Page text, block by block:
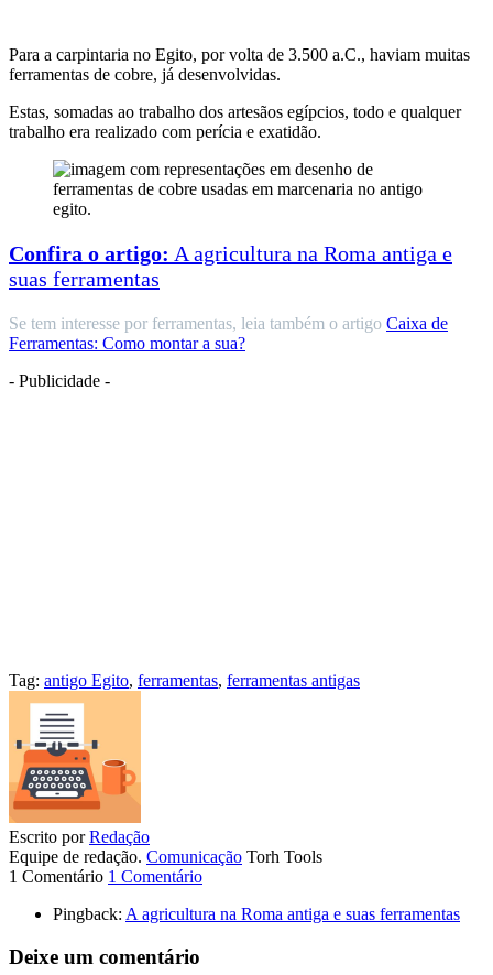
Para a carpintaria no Egito, por volta de 3.500 a.C., haviam muitas
ferramentas de cobre, já desenvolvidas.
Estas, somadas ao trabalho dos artesãos egípcios, todo e qualquer
trabalho era realizado com perícia e exatidão.
Confira o artigo: A agricultura na Roma antiga e
suas ferramentas
Se tem interesse por ferramentas, leia também o artigo Caixa de
Ferramentas: Como montar a sua?
- Publicidade -
Tag: antigo Egito, ferramentas, ferramentas antigas
Escrito por Redação
Equipe de redação. Comunicação Torh Tools
1 Comentário 1 Comentário
Pingback: A agricultura na Roma antiga e suas ferramentas
Deixe um comentário